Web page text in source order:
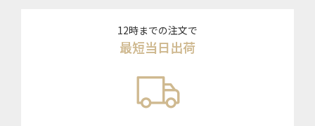
12時までの注文で
最短当日出荷